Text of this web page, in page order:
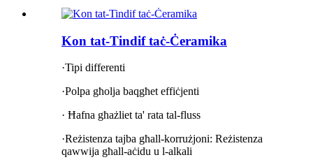
Kon tat-Tindif taċ-Ċeramika
·Tipi differenti
·Polpa għolja baqgħet effiċjenti
· Ħafna għażliet ta' rata tal-fluss
·Reżistenza tajba għall-korrużjoni: Reżistenza
qawwija għall-aċidu u l-alkali